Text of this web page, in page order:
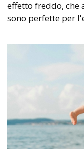
effetto freddo, che
sono perfette per